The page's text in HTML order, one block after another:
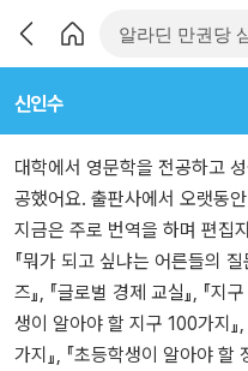
신인수
대학에서 영문학을 전공하고
공했어요. 출판사에서 오랫동
지금은 주로 번역을 하며 편집
『뭐가 되고 싶냐는 어른들의
즈』, 『글로벌 경제 교실』, 『
생이 알아야 할 지구 100가지
가지』, 『초등학생이 알아야 할